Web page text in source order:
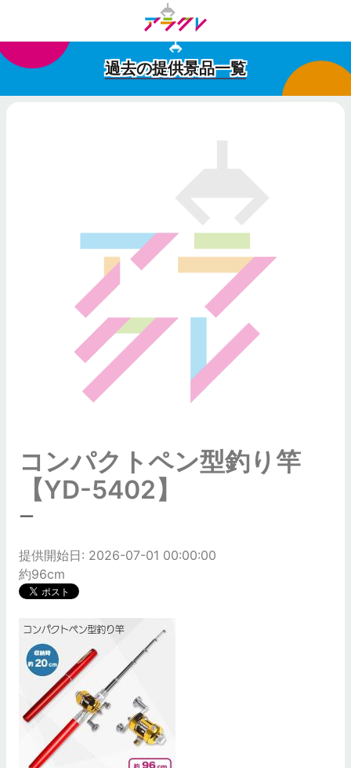
過去の提供景品一覧
コンパクトペン型釣り竿
【YD-5402】
ー
提供開始日: 2026-07-01 00:00:00
約96cm